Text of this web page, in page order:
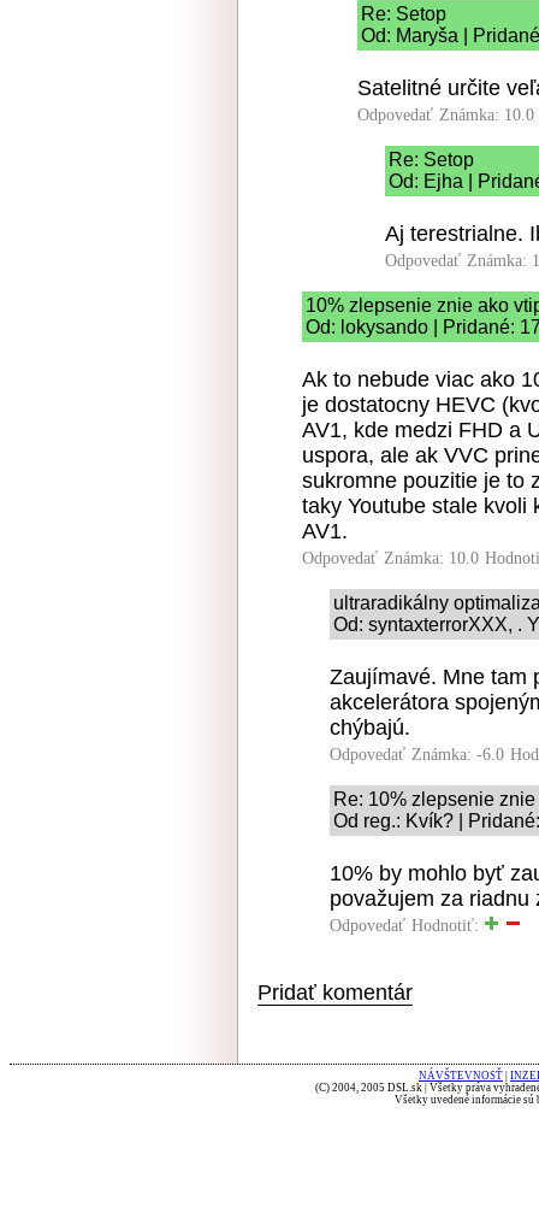
Re: Setop
Od: Maryša |
Satelitné určite
Odpovedať Známka: 10.0
Re: Setop
Od: Ejha |
Aj terestrialne.
Odpovedať Známka:
10% zlepsenie znie ako
Od: lokysando | Pridané:
Ak to nebude viac ako
je dostatocny HEVC
AV1, kde medzi FHD a
uspora, ale ak VVC
sukromne pouzitie je to
taky Youtube stale kvoli
AV1.
Odpovedať Známka: 10.0
ultraradikálny
Od: syntaxterrorXXX, .
Zaujímavé. Mne tam
akcelerátora
chýbajú.
Odpovedať Známka: -6.0
Re: 10% zlepsenie
Od reg.: Kvík? |
10% by mohlo byť
považujem za riadnu
Odpovedať Hodnotiť:
Pridať komentár
NÁVŠTEVNOSŤ
(C) 2004, 2005 DSL.sk | Všetky práva
Všetky uvedené informácie sú